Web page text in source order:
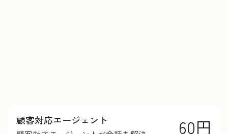
顧客対応エージェント 60円